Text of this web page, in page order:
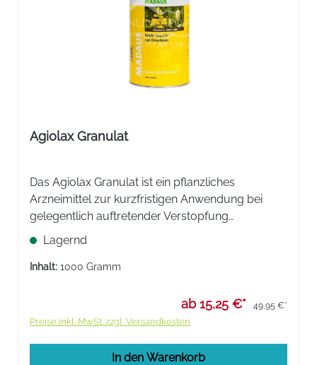
Agiolax Granulat
Das Agiolax Granulat ist ein pflanzliches
Arzneimittel zur kurzfristigen Anwendung bei
gelegentlich auftretender Verstopfung
(Obstipation) mit Samen und Samenschalen des
Indischen Flohsamens und Tinnevelly-
Sennesfrüchte.
Lagernd
Inhalt: 1000 Gramm
ab 15,25 €* 49,95 €*
Preise inkl. MwSt. zzgl. Versandkosten
In den Warenkorb